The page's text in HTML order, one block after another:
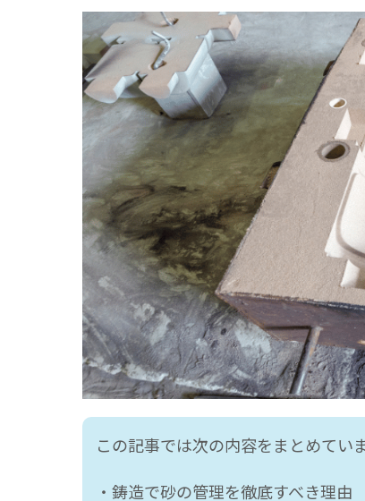
この記事では次の内容をまとめていま
・鋳造で砂の管理を徹底すべき理由